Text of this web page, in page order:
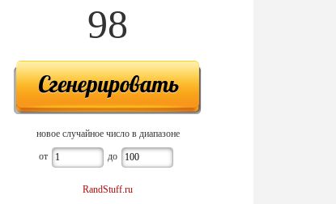
98
новое случайное число в диапазоне
от до
RandStuff.ru